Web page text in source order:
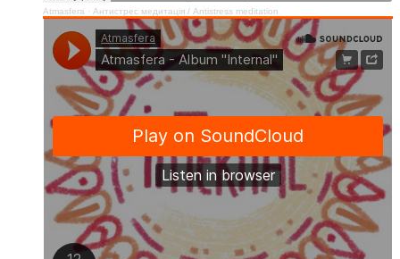
Atmasfera · Антистрес медитація / Аntistress meditation